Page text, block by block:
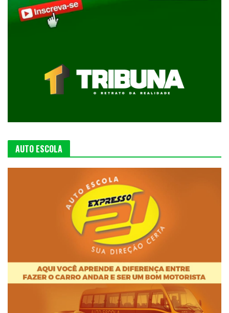
AUTO ESCOLA